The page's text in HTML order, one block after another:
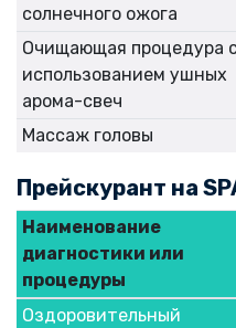
солнечного ожога
Очищающая процедура
использованием ушных
арома-свеч
Массаж головы
Прейскурант на
Наименование
диагностики или
процедуры
Оздоровительный